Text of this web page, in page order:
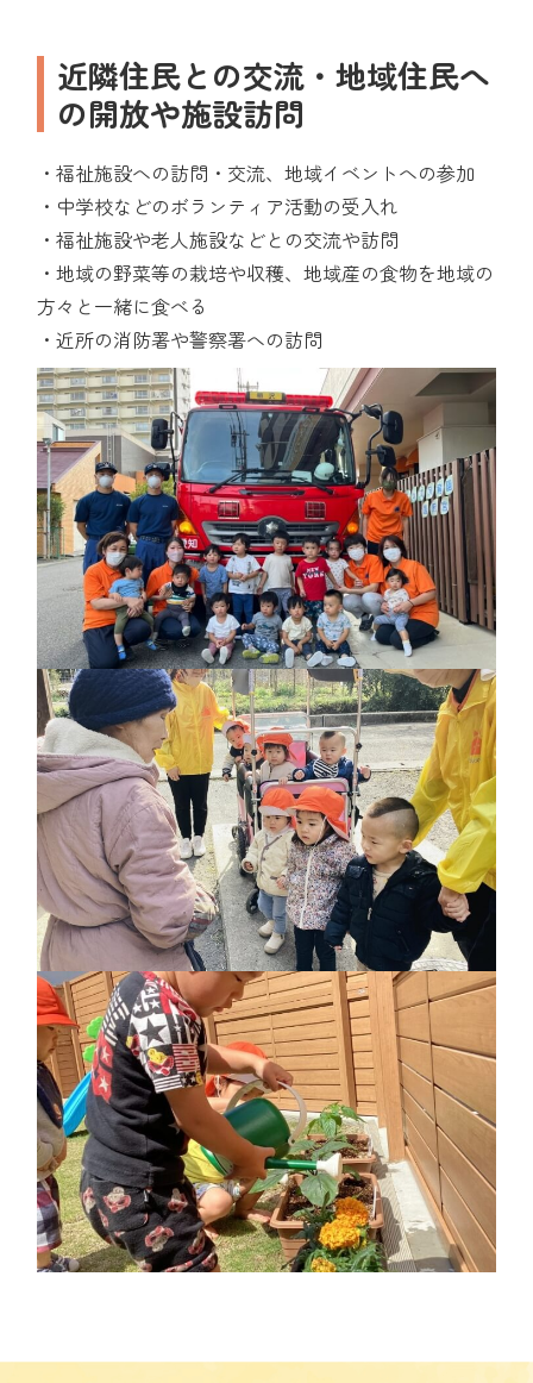
近隣住民との交流・地域住民へ
の開放や施設訪問
・福祉施設への訪問・交流、地域イベントへの参加
・中学校などのボランティア活動の受入れ
・福祉施設や老人施設などとの交流や訪問
・地域の野菜等の栽培や収穫、地域産の食物を地域の
方々と一緒に食べる
・近所の消防署や警察署への訪問